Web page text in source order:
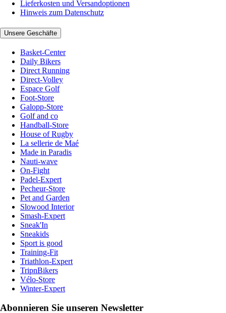
Lieferkosten und Versandoptionen
Hinweis zum Datenschutz
Unsere Geschäfte
Basket-Center
Daily Bikers
Direct Running
Direct-Volley
Espace Golf
Foot-Store
Galopp-Store
Golf and co
Handball-Store
House of Rugby
La sellerie de Maé
Made in Paradis
Nauti-wave
On-Fight
Padel-Expert
Pecheur-Store
Pet and Garden
Slowood Interior
Smash-Expert
Sneak'In
Sneakids
Sport is good
Training-Fit
Triathlon-Expert
TripnBikers
Vélo-Store
Winter-Expert
Abonnieren Sie unseren Newsletter